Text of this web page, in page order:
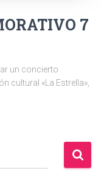
7
un concierto
cultural «La Estrella»,